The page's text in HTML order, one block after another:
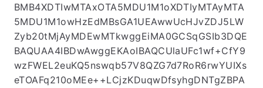
BMB4XDTIwMTAxOTA5MDU1M1oXDTIyMTAyMTA
5MDU1M1owHzEdMBsGA1UEAwwUcHJvZDJ5LW
Zyb20tMjAyMDEwMTkwggEiMA0GCSqGSIb3DQE
BAQUAA4IBDwAwggEKAoIBAQCUlaUFc1wf+CfY9
wzFWEL2euKQ5nswqb57V8QZG7d7RoR6rwYUIXs
eTOAFq210oMEe++LCjzKDuqwDfsyhgDNTgZBPA